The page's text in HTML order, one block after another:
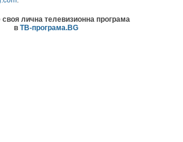
лична телевизионна програма
в ТВ-програма.BG